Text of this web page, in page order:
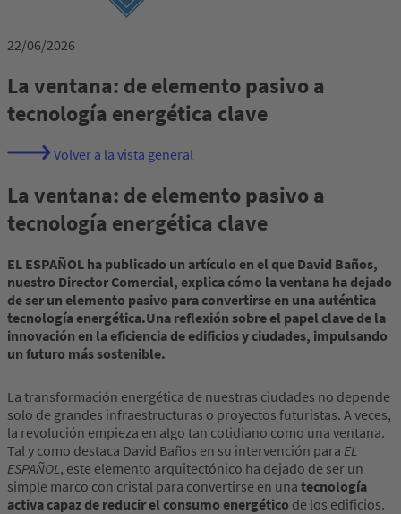
22/06/2026
La ventana: de elemento pasivo a
tecnología energética clave
Volver a la vista general
La ventana: de elemento pasivo a
tecnología energética clave
EL ESPAÑOL ha publicado un artículo en el que David Baños,
nuestro Director Comercial, explica cómo la ventana ha dejado
de ser un elemento pasivo para convertirse en una auténtica
tecnología energética.Una reflexión sobre el papel clave de la
innovación en la eficiencia de edificios y ciudades, impulsando
un futuro más sostenible.
La transformación energética de nuestras ciudades no depende
solo de grandes infraestructuras o proyectos futuristas. A veces,
la revolución empieza en algo tan cotidiano como una ventana.
Tal y como destaca David Baños en su intervención para EL
ESPAÑOL , este elemento arquitectónico ha dejado de ser un
simple marco con cristal para convertirse en una tecnología
activa capaz de reducir el consumo energético de los edificios.